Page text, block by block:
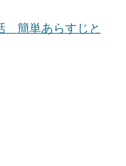
簡単あらすじと